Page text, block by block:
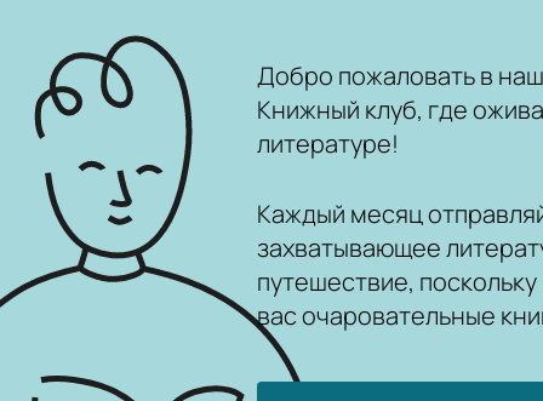
Добро пожаловать в
Книжный клуб, где
литературе!
Каждый месяц
захватывающее
путешествие,
вас очаровательные